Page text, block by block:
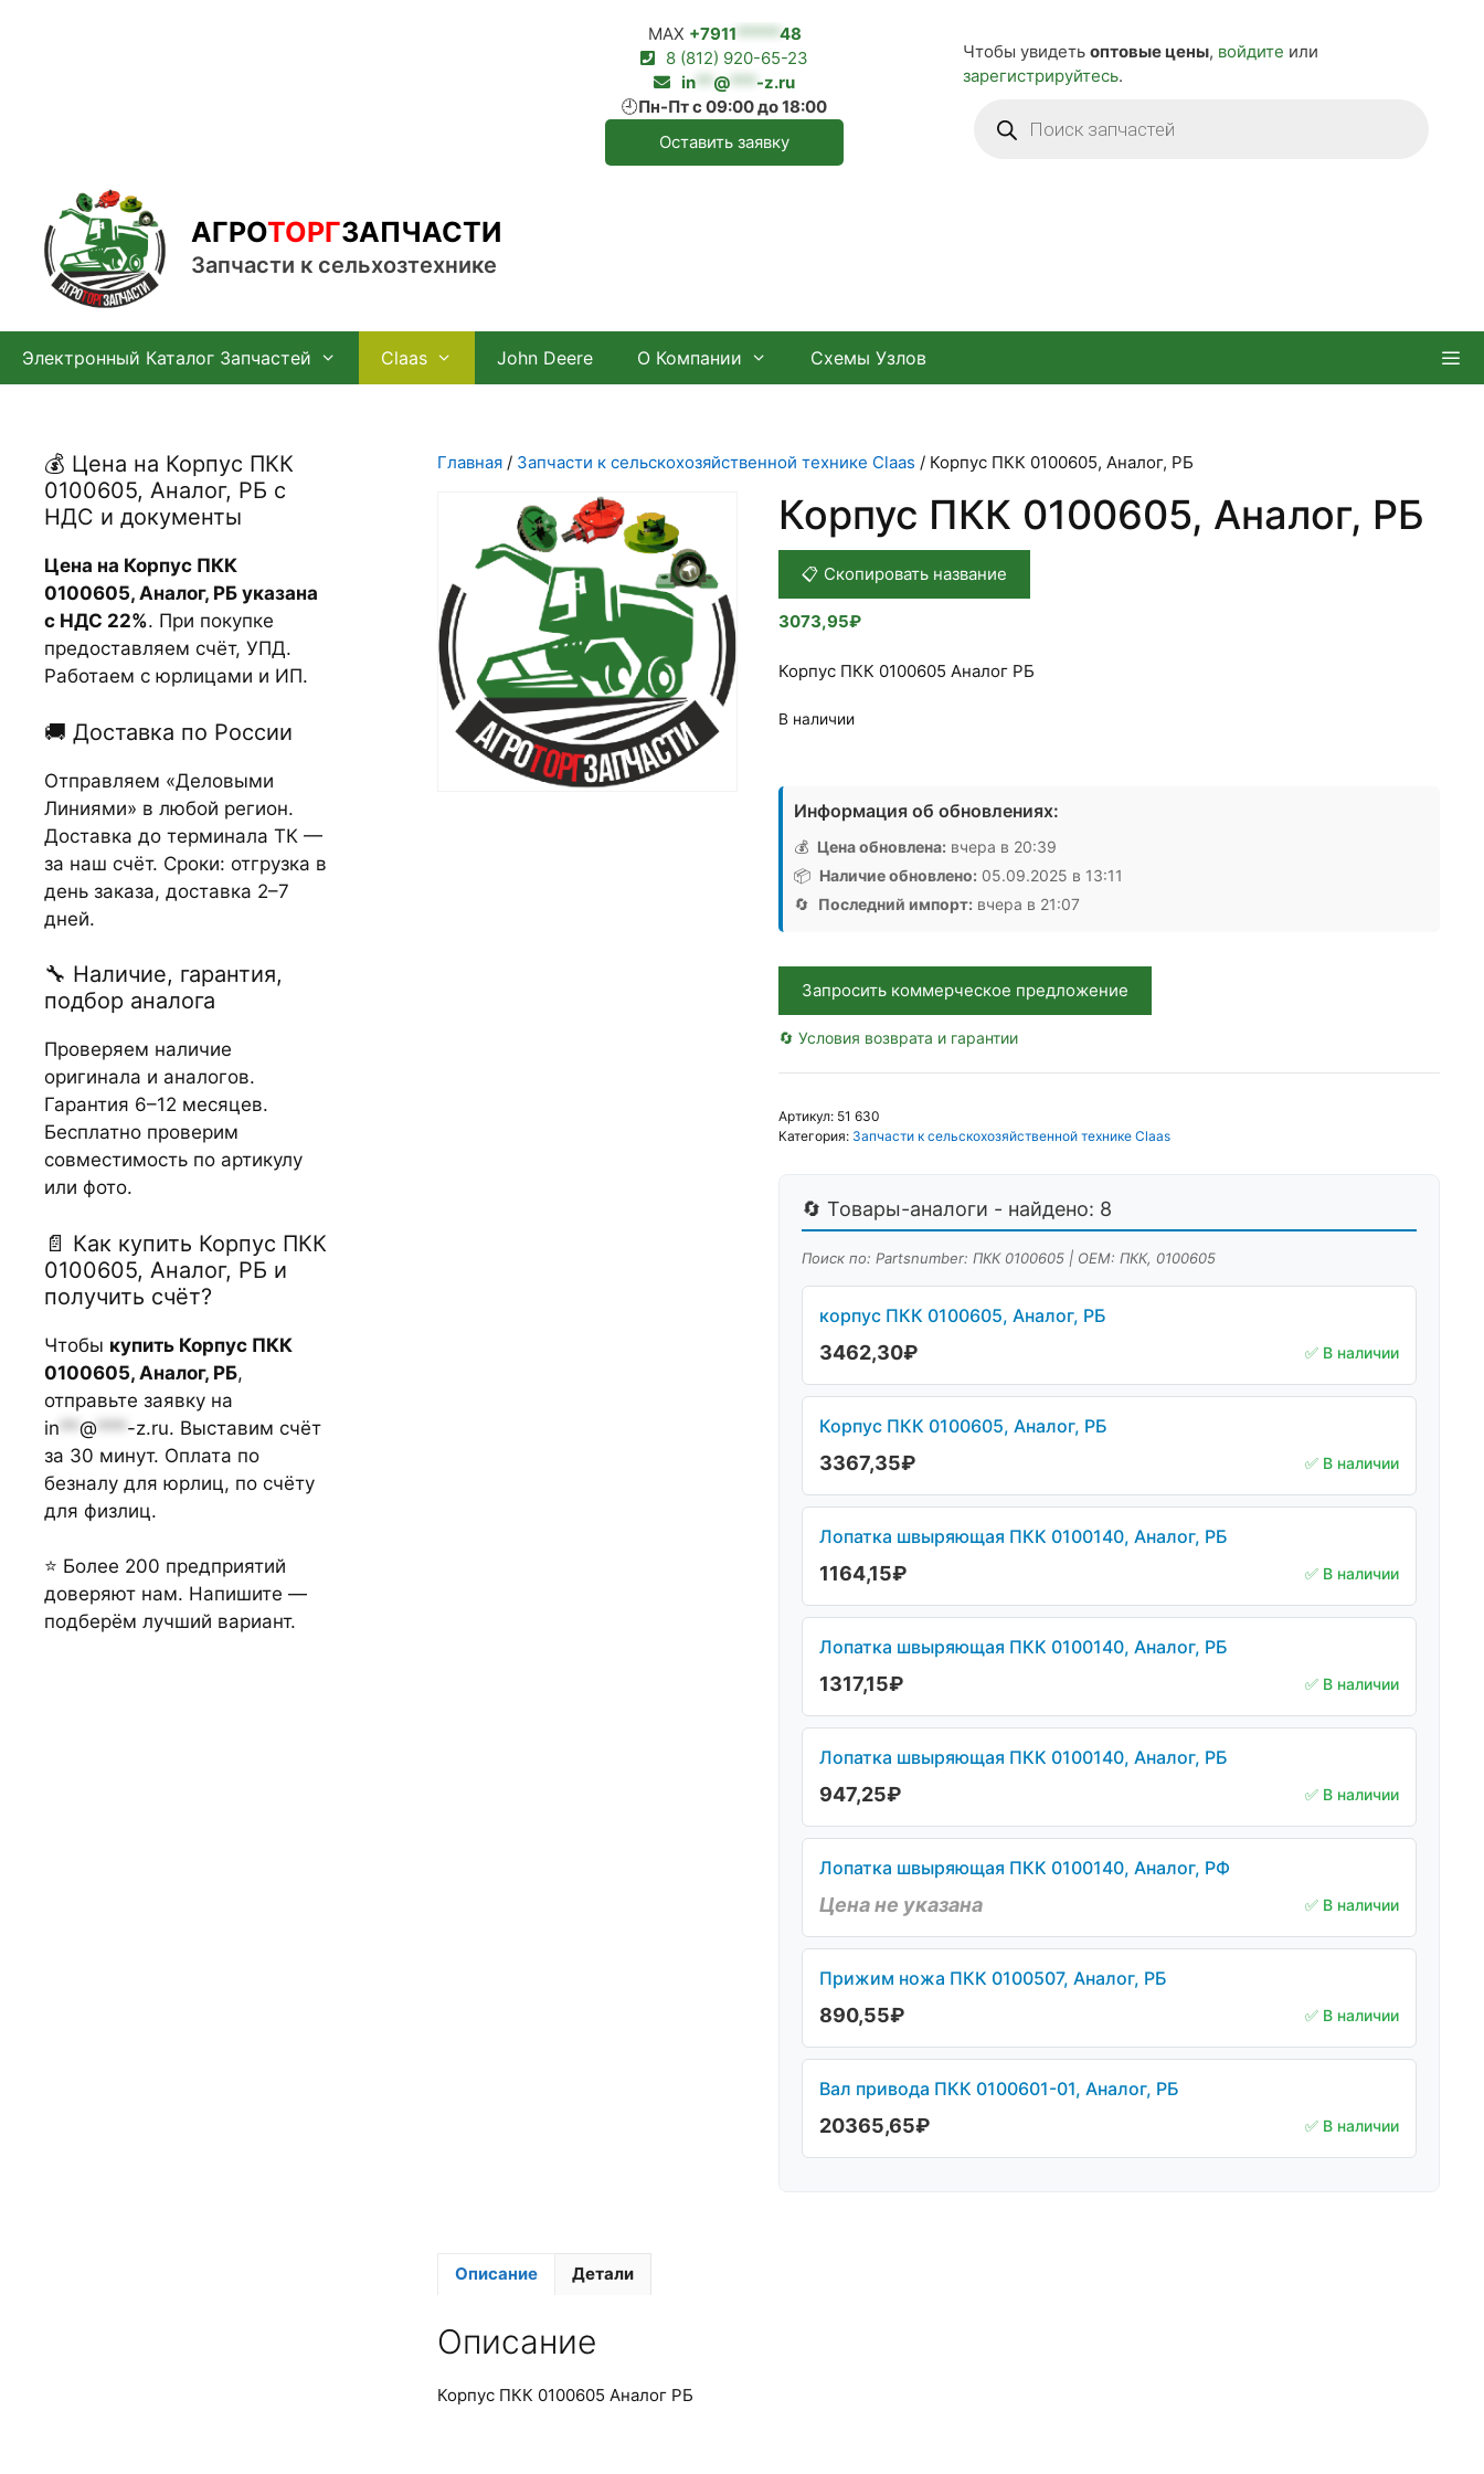
MAX +7911 *****48
8 (812) 920-65-23
in ** @ *** -z.ru
🕘Пн-Пт с 09:00 до 18:00
Оставить заявку
Чтобы увидеть оптовые цены, войдите или
зарегистрируйтесь.
товаров
АГРОТОРГЗАПЧАСТИ
Запчасти к сельхозтехнике
Электронный Каталог Запчастей Claas John Deere О Компании Схемы Узлов
Главная / Запчасти к сельскохозяйственной технике Claas / Корпус ПКК 0100605, Аналог, РБ
Корпус ПКК 0100605, Аналог, РБ
📋 Скопировать название
3073,95₽
Корпус ПКК 0100605 Аналог РБ
В наличии
товара
Корпус
ПКК
0100605,
Аналог,
РБ
Информация об обновлениях:
💰 Цена обновлена: вчера в 20:39
📦 Наличие обновлено: 05.09.2025 в 13:11
🔄 Последний импорт: вчера в 21:07
Запросить коммерческое предложение
🔄 Условия возврата и гарантии
Артикул: 51 630
Категория: Запчасти к сельскохозяйственной технике Claas
🔄 Товары-аналоги - найдено: 8
Поиск по: Partsnumber: ПКК 0100605 | OEM: ПКК, 0100605
корпус ПКК 0100605, Аналог, РБ
3462,30₽ ✅ В наличии
Корпус ПКК 0100605, Аналог, РБ
3367,35₽ ✅ В наличии
Лопатка швыряющая ПКК 0100140, Аналог, РБ
1164,15₽ ✅ В наличии
Лопатка швыряющая ПКК 0100140, Аналог, РБ
1317,15₽ ✅ В наличии
Лопатка швыряющая ПКК 0100140, Аналог, РБ
947,25₽ ✅ В наличии
Лопатка швыряющая ПКК 0100140, Аналог, РФ
Цена не указана ✅ В наличии
Прижим ножа ПКК 0100507, Аналог, РБ
890,55₽ ✅ В наличии
Вал привода ПКК 0100601-01, Аналог, РБ
20365,65₽ ✅ В наличии
Описание Детали
Описание
Корпус ПКК 0100605 Аналог РБ
💰 Цена на Корпус ПКК
0100605, Аналог, РБ с
НДС и документы
Цена на Корпус ПКК
0100605, Аналог, РБ указана
с НДС 22%. При покупке
предоставляем счёт, УПД.
Работаем с юрлицами и ИП.
🚚 Доставка по России
Отправляем «Деловыми
Линиями» в любой регион.
Доставка до терминала ТК —
за наш счёт. Сроки: отгрузка в
день заказа, доставка 2–7
дней.
🔧 Наличие, гарантия,
подбор аналога
Проверяем наличие
оригинала и аналогов.
Гарантия 6–12 месяцев.
Бесплатно проверим
совместимость по артикулу
или фото.
📄 Как купить Корпус ПКК
0100605, Аналог, РБ и
получить счёт?
Чтобы купить Корпус ПКК
0100605, Аналог, РБ,
отправьте заявку на
in ** @ *** -z.ru. Выставим счёт
за 30 минут. Оплата по
безналу для юрлиц, по счёту
для физлиц.
⭐ Более 200 предприятий
доверяют нам. Напишите —
подберём лучший вариант.